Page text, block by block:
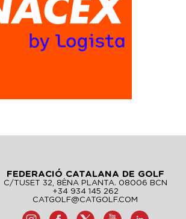
FEDERACIÓ CATALANA DE GOLF
C/TUSET 32, 8ÈNA PLANTA. 08006 BCN
+34 934 145 262
CATGOLF@CATGOLF.COM